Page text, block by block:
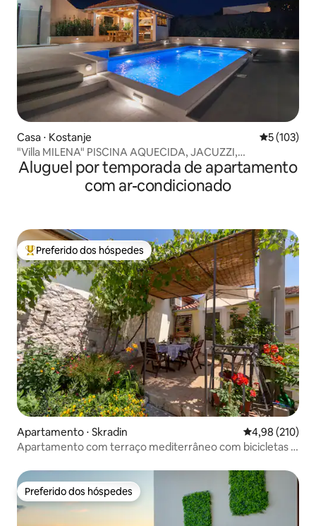
Casa ⋅ Kostanje 5 de uma
5 (103)
"Villa MILENA" PISCINA AQUECIDA, JACUZZI,
CHURRASQUEIRA, VISTA!
Aluguel por temporada de apartamento
com ar-condicionado
Entre os melhores preferidos dos hóspedes
Preferido dos hóspedes
Apartamento ⋅ Skradin 4,98 de uma
4,98 (210)
Apartamento com terraço mediterrâneo com bicicletas e
Preferido dos hóspedes
Preferido dos hóspedes